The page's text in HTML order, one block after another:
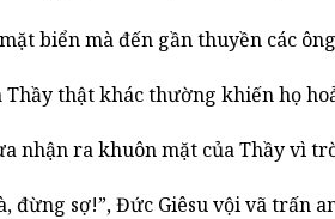
biển mà đến gần thuyền các
Thầy thật khác thường khiến họ
nhận ra khuôn mặt của Thầy vì
đừng sợ!”, Đức Giêsu vội vã trấn